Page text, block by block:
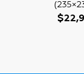
$